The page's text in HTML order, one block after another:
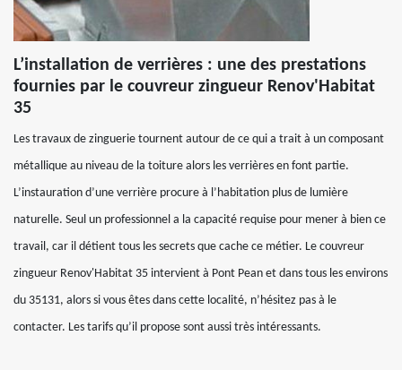
L’installation de verrières : une des prestations
fournies par le couvreur zingueur Renov'Habitat
35
Les travaux de zinguerie tournent autour de ce qui a trait à un composant
métallique au niveau de la toiture alors les verrières en font partie.
L’instauration d’une verrière procure à l’habitation plus de lumière
naturelle. Seul un professionnel a la capacité requise pour mener à bien ce
travail, car il détient tous les secrets que cache ce métier. Le couvreur
zingueur Renov'Habitat 35 intervient à Pont Pean et dans tous les environs
du 35131, alors si vous êtes dans cette localité, n’hésitez pas à le
contacter. Les tarifs qu’il propose sont aussi très intéressants.